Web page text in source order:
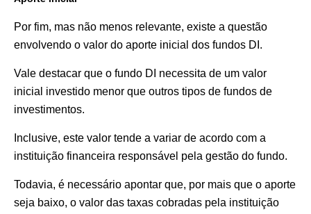
Por fim, mas não menos relevante, existe a questão
envolvendo o valor do aporte inicial dos fundos DI.
Vale destacar que o fundo DI necessita de um valor
inicial investido menor que outros tipos de fundos de
investimentos.
Inclusive, este valor tende a variar de acordo com a
instituição financeira responsável pela gestão do fundo.
Todavia, é necessário apontar que, por mais que o aporte
seja baixo, o valor das taxas cobradas pela instituição